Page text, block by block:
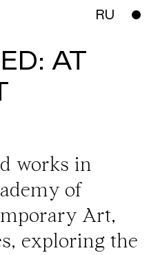
RU
AT
works in
of
Art,
exploring the